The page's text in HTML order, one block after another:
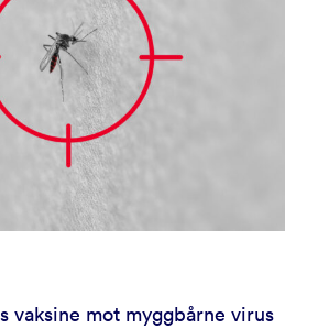
vaksine mot myggbårne virus